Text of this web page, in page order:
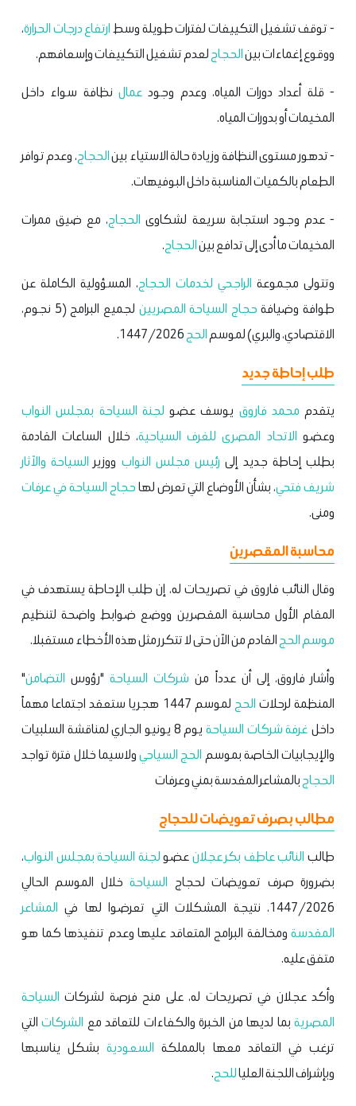
- توقف تشغيل التكييفات لفترات طويلة وسطارتفاع درجات الحرارة،
ووقوع إغماءات بينالحجاجلعدم تشغيل التكييفات وإسعافهم.
- قلة أعداد دورات المياه، وعدم وجودعمال نظافة سواء داخل
المخيمات أو بدورات المياه.
- تدهور مستوى النظافة وزيادة حالة الاستياء بينالحجاج، وعدم توافر
الطعام بالكميات المناسبة داخل البوفيهات.
- عدم وجود استجابة سريعة لشكاوى الحجاج، مع ضيق ممرات
المخيمات ما أدى إلى تدافع بينالحجاج.
وتتولى مجموعة الراجحي لخدمات الحجاج، المسؤولية الكاملة عن
طوافة وضيافة حجاج السياحة المصريين
لجميع البرامج (5 نجوم،
الاقتصادي، والبري) لموسمالحج
طلب إحاطة جديد
يتقدم محمد فاروق يوسف عضو لجنة السياحة بمجلس النواب
وعضو الاتحاد المصرى للغرف السياحية، خلال الساعات القادمة
بطلب إحاطة جديد إلى رئيس مجلس النواب ووزير السياحة والآثار
شريف فتحي، بشأن الأوضاع التي تعرض لهاحجاج السياحة في عرفات
ومنى.
محاسبة المقصرين
وقال النائب فاروق في تصريحات له، إن طلب الإحاطة يستهدف في
المقام الأول محاسبة المقصرين ووضع ضوابط واضحة لتنظيم
موسم الحجالقادم من الآن حتى لا تتكرر مثل هذه الأخطاء مستقبلا.
وأشار فاروق، إلى أن عدداً من شركات السياحة"رؤوس التضامن"
المنظمة لرحلات الحج
لموسم 1447 هجريا ستعقد اجتماعا مهماً
داخل غرفة شركات السياحة
يوم 8 يونيو الجاري لمناقشة السلبيات
والإيجابيات الخاصة بموسم الحج السياحيولاسيما خلال فترة تواجد
الحجاجبالمشاعر المقدسة بمني وعرفات
مطالب بصرف تعويضات للحجاج
طالب النائب عاطف بكر عجلانعضولجنة السياحة بمجلس النواب،
بضرورة صرف تعويضات لحجاج السياحةخلال الموسم الحالي
1447/2026، نتيجة المشكلات التي تعرضوا لها في
المشاعر
المقدسة ومخالفة البرامج المتعاقد عليها وعدم تنفيذها كما هو
متفق عليه.
وأكد عجلان في تصريحات له، على منح فرصة لشركات السياحة
المصريةبما لديها من الخبرة والكفاءات للتعاقد مع الشركاتالتي
ترغب في التعاقد معها بالمملكة السعوديةبشكل يناسبها
وبإشراف اللجنة العلياللحج.